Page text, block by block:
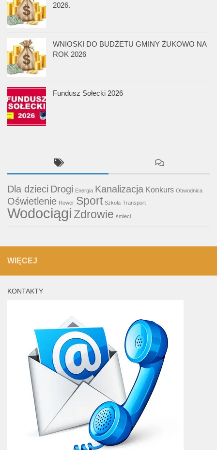
2026.
WNIOSKI DO BUDŻETU GMINY ŻUKOWO NA
ROK 2026
Fundusz Sołecki 2026
Dla dzieci Drogi Energia Kanalizacja Konkurs Obwodnica
Oświetlenie Rower Sport Szkoła Transport
WodociągiZdrowie śmieci
WIĘCEJ
KONTAKTY